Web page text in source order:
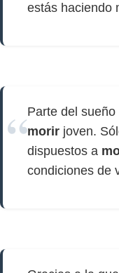
estás haciendo
Parte del
morir joven.
dispuestos a
condiciones de